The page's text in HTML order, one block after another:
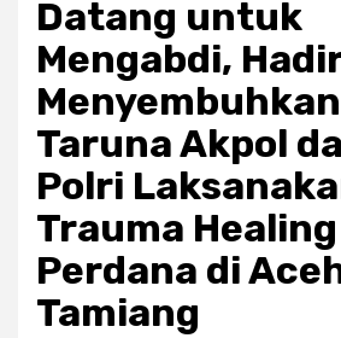
Datang untuk
Mengabdi,
Taruna Akpol
Polri
Trauma Healing
Perdana di
Tamiang